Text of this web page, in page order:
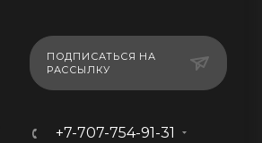
ПОДПИСАТЬСЯ НА
РАССЫЛКУ
+7-707-754-91-31